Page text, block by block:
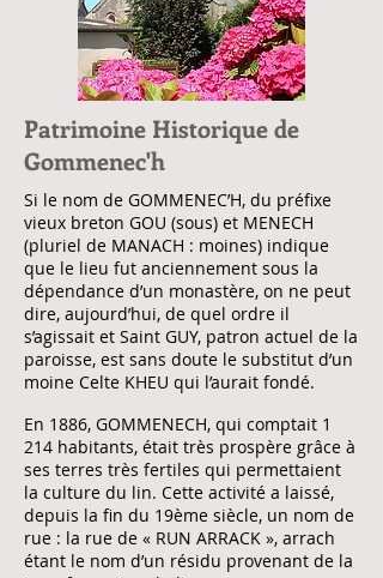
Patrimoine Historique de
Gommenec'h
Si le nom de GOMMENEC’H, du préfixe
vieux breton GOU (sous) et MENECH
(pluriel de MANACH : moines) indique
que le lieu fut anciennement sous la
dépendance d’un monastère, on ne peut
dire, aujourd’hui, de quel ordre il
s’agissait et Saint GUY, patron actuel de la
paroisse, est sans doute le substitut d’un
moine Celte KHEU qui l’aurait fondé.
En 1886, GOMMENECH, qui comptait 1
214 habitants, était très prospère grâce à
ses terres très fertiles qui permettaient
la culture du lin. Cette activité a laissé,
depuis la fin du 19ème siècle, un nom de
rue : la rue de « RUN ARRACK », arrach
étant le nom d’un résidu provenant de la